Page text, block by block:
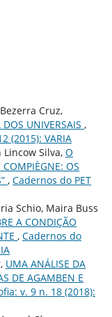
Cruz,
UNIVERSAIS ,
(2015): VARIA
Silva, O
OS
, Cadernos do PET
Schio, Maira Buss
A CONDIÇÃO
, Cadernos do
UMA ANÁLISE DA
DE AGAMBEN E
v. 9 n. 18 (2018):